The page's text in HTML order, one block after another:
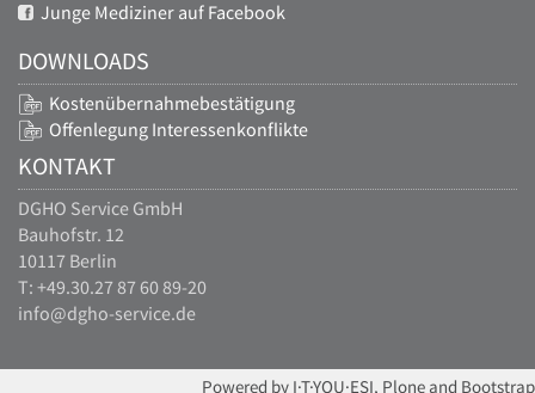
Junge Mediziner auf Facebook
DOWNLOADS
Kostenübernahmebestätigung
Offenlegung Interessenkonflikte
KONTAKT
DGHO Service GmbH
Bauhofstr. 12
10117 Berlin
T: +49.30.27 87 60 89-20
info@dgho-service.de
Powered by I·T·YOU·ESI, Plone and Bootstrap